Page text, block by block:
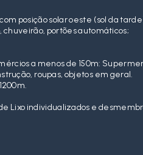
posição solar oeste (sol da
chuveirão, portões automáticos;
a menos de 150m:
roupas, objetos em geral.
Lixo individualizados e